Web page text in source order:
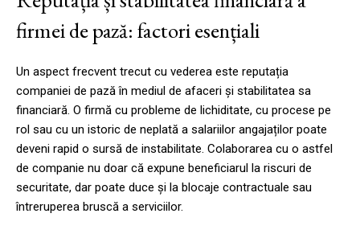
firmei de pază: factori esențiali
Un aspect frecvent trecut cu vederea este reputația
companiei de pază în mediul de afaceri și stabilitatea sa
financiară. O firmă cu probleme de lichiditate, cu procese pe
rol sau cu un istoric de neplată a salariilor angajaților poate
deveni rapid o sursă de instabilitate. Colaborarea cu o astfel
de companie nu doar că expune beneficiarul la riscuri de
securitate, dar poate duce și la blocaje contractuale sau
întreruperea bruscă a serviciilor.